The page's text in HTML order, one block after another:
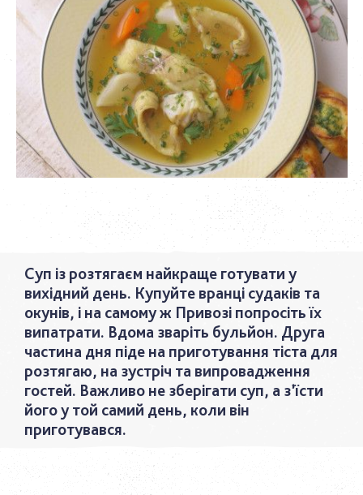
Суп із розтягаєм найкраще готувати у
вихідний день. Купуйте вранці судаків та
окунів, і на самому ж Привозі попросіть їх
випатрати. Вдома зваріть бульйон. Друга
частина дня піде на приготування тіста для
розтягаю, на зустріч та випровадження
гостей. Важливо не зберігати суп, а з’їсти
його у той самий день, коли він
приготувався.